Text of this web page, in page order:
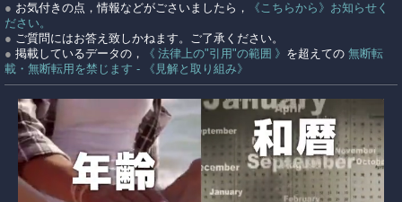
● お気付きの点，情報などがごさいましたら，
《こちらから》お知らせく
ださい。
● ご質問にはお答え致しかねます。ご了承ください。
● 掲載しているデータの， 《 法律上の"引用"の範囲 》 を超えての 無断転
載・無断転用を禁じます - 《見解と取り組み》